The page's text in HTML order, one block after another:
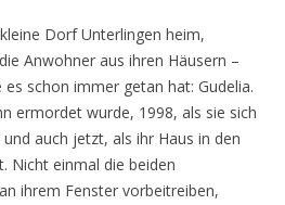
Dorf Unterlingen heim,
Anwohner aus ihren Häusern –
schon immer getan hat: Gudelia.
ermordet wurde, 1998, als sie sich
auch jetzt, als ihr Haus in den
Nicht einmal die beiden
ihrem Fenster vorbeitreiben,